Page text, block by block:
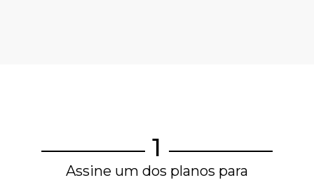
1
Assine um dos planos para